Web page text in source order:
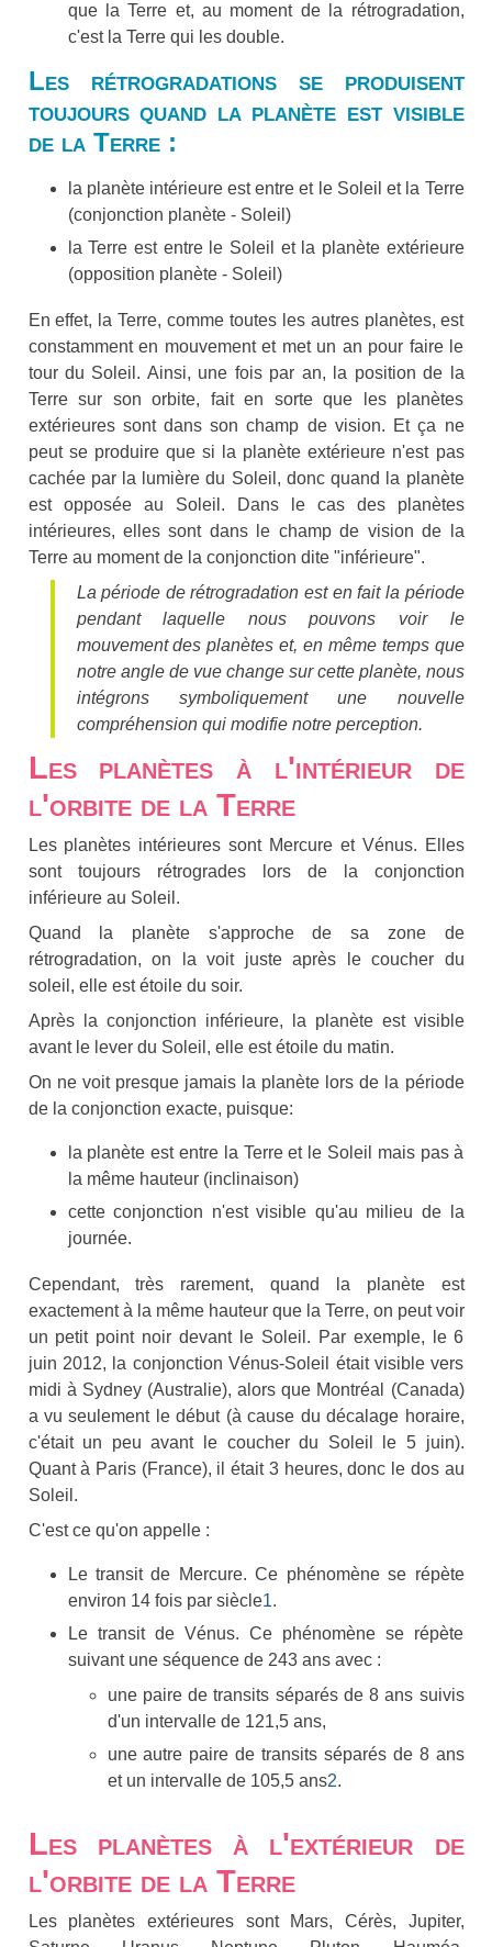
que la Terre et, au moment de la rétrogradation,
c'est la Terre qui les double.
Les rétrogradations se produisent
toujours quand la planète est visible
de la Terre :
la planète intérieure est entre et le Soleil et la Terre
(conjonction planète - Soleil)
la Terre est entre le Soleil et la planète extérieure
(opposition planète - Soleil)
En effet, la Terre, comme toutes les autres planètes, est
constamment en mouvement et met un an pour faire le
tour du Soleil. Ainsi, une fois par an, la position de la
Terre sur son orbite, fait en sorte que les planètes
extérieures sont dans son champ de vision. Et ça ne
peut se produire que si la planète extérieure n'est pas
cachée par la lumière du Soleil, donc quand la planète
est opposée au Soleil. Dans le cas des planètes
intérieures, elles sont dans le champ de vision de la
Terre au moment de la conjonction dite "inférieure".
La période de rétrogradation est en fait la période
pendant laquelle nous pouvons voir le
mouvement des planètes et, en même temps que
notre angle de vue change sur cette planète, nous
intégrons symboliquement une nouvelle
compréhension qui modifie notre perception.
Les planètes à l'intérieur de
l'orbite de la Terre
Les planètes intérieures sont Mercure et Vénus. Elles
sont toujours rétrogrades lors de la conjonction
inférieure au Soleil.
Quand la planète s'approche de sa zone de
rétrogradation, on la voit juste après le coucher du
soleil, elle est étoile du soir.
Après la conjonction inférieure, la planète est visible
avant le lever du Soleil, elle est étoile du matin.
On ne voit presque jamais la planète lors de la période
de la conjonction exacte, puisque:
la planète est entre la Terre et le Soleil mais pas à
la même hauteur (inclinaison)
cette conjonction n'est visible qu'au milieu de la
journée.
Cependant, très rarement, quand la planète est
exactement à la même hauteur que la Terre, on peut voir
un petit point noir devant le Soleil. Par exemple, le 6
juin 2012, la conjonction Vénus-Soleil était visible vers
midi à Sydney (Australie), alors que Montréal (Canada)
a vu seulement le début (à cause du décalage horaire,
c'était un peu avant le coucher du Soleil le 5 juin).
Quant à Paris (France), il était 3 heures, donc le dos au
Soleil.
C'est ce qu'on appelle :
Le transit de Mercure. Ce phénomène se répète
environ 14 fois par siècle1.
Le transit de Vénus. Ce phénomène se répète
suivant une séquence de 243 ans avec :
une paire de transits séparés de 8 ans suivis
d'un intervalle de 121,5 ans,
une autre paire de transits séparés de 8 ans
et un intervalle de 105,5 ans2.
Les planètes à l'extérieur de
l'orbite de la Terre
Les planètes extérieures sont Mars, Cérès, Jupiter,